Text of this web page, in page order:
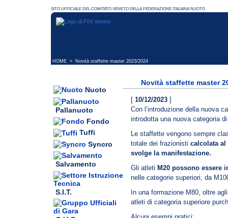
HOME > Novità staffette master 2023/2024
Nuoto
Pallanuoto
Fondo
Tuffi
Syncro
Salvamento
S.I.T.
Novità staffette master
[ 10/12/2023 ]
Con l’introduzione della nuova
introdotta una nuova categoria
Le staffette vengono sempre
totale dei frazionisti calcolata al
svolge la manifestazione.
Gli atleti M20 possono essere
nelle categorie superiori, da
In una formazione M80, oltre
atleti di categoria superiore